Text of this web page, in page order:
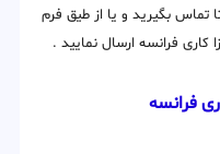
تماس بگیرید و یا از طیق فرم
کاری فرانسه ارسال نمایید .
فرانسه